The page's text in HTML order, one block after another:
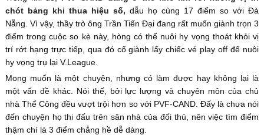
chót bảng khi thua hiệu số, dẫu họ cùng 17 điểm so với Đà
Nẵng. Vì vậy, thầy trò ông Trần Tiến Đại đang rất muốn giành trọn 3
điểm trong cuộc so kè này, hòng có thể nuôi hy vọng thoát khỏi vị
trí rớt hạng trực tiếp, qua đó cố giành lấy chiếc vé play off để nuôi
hy vọng trụ lại V.League.
Mong muốn là một chuyện, nhưng có làm được hay không lại là
một vấn đề khác. Nói thế, bởi lực lượng và chuyên môn của chủ
nhà Thể Công đều vượt trội hơn so với PVF-CAND. Đấy là chưa nói
đến chuyện họ thi đấu trên sân nhà của đối thủ, nên việc tìm điểm
thậm chí là 3 điểm chẳng hề dễ dàng.